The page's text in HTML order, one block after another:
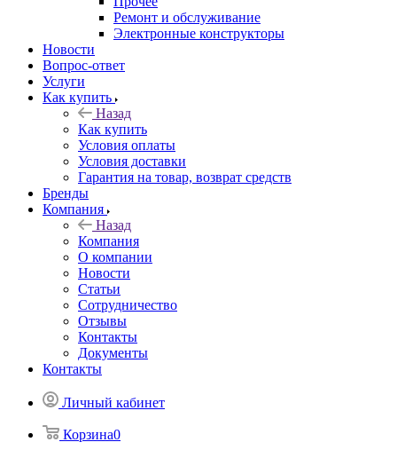
Ремонт и обслуживание
Электронные конструкторы
Новости
Вопрос-ответ
Услуги
Как купить
Назад
Как купить
Условия оплаты
Условия доставки
Гарантия на товар, возврат средств
Бренды
Компания
Назад
Компания
О компании
Новости
Статьи
Сотрудничество
Отзывы
Контакты
Документы
Контакты
Личный кабинет
Корзина0